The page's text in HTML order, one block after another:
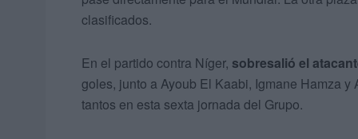
clasificados.
En el partido contra Níger, sobresalió el
goles, junto a Ayoub El Kaabi, Igmane Hamza
tantos en esta sexta jornada del Grupo.